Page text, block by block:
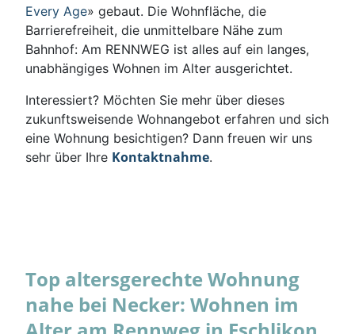
Every Age» gebaut. Die Wohnfläche, die
Barrierefreiheit, die unmittelbare Nähe zum
Bahnhof: Am RENNWEG ist alles auf ein langes,
unabhängiges Wohnen im Alter ausgerichtet.
Interessiert? Möchten Sie mehr über dieses
zukunftsweisende Wohnangebot erfahren und sich
eine Wohnung besichtigen? Dann freuen wir uns
sehr über Ihre Kontaktnahme.
Top altersgerechte Wohnung
nahe bei Necker: Wohnen im